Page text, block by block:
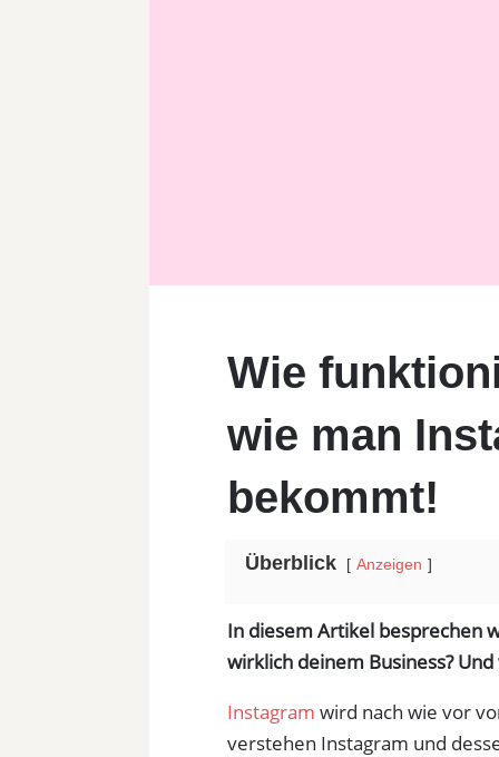
Wie
wie man
bekommt!
Überblick Anzeigen
In diesem Artikel besprechen
wirklich deinem Business?
Instagram wird nach wie vor
verstehen Instagram und